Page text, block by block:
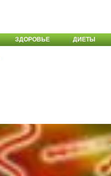
ЗДОРОВЬЕ ДИЕТЫ